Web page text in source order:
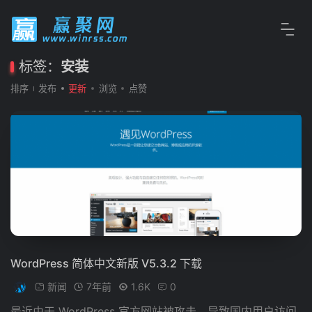
标签： 安装
排序 发布 更新 浏览 点赞
WordPress 简体中文新版 V5.3.2 下载
新闻 7年前 1.6K 0